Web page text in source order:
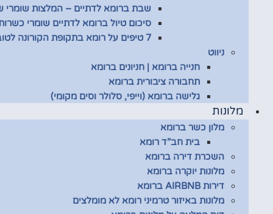
שבת ברומא לדתיים – המלצות שומרי
סיכום טיול ברומא לדתיים שומרי
7 טיפים על רומא בתקופת הקורונה לטובת שומרי כשרות
ניווט
חנייה ברומא | חניונים ברומא
תחבורה ציבורית ברומא
גלישה ברומא (וייפי, סלולר וסים מקומי)
מלונות
מלון כשר ברומא
בית חב”ד רומא
השכרת דירה ברומא
מלונות יוקרה ברומא
דירות AIRBNB ברומא
מלונות באיזור טרמיני רומא לא מומלצים